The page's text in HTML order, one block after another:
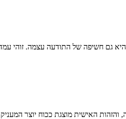
גם חשיפה של התודעה עצמה. זוהי
האישית מוצגת ככוח יוצר